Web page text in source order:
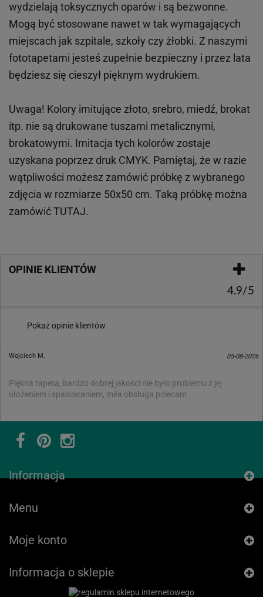
wydzielają toksycznych oparów i są bezwonne.
Mogą być stosowane nawet w tak wymagających
miejscach jak szpitale, szkoły czy żłobki. Z naszymi
fototapetami jesteś zupełnie bezpieczny i przez lata
będziesz się cieszył pięknym wydrukiem.
Uwaga! Kolory imitujące złoto, srebro, miedź, brokat
itp. nie są drukowane tuszami metalicznymi,
brokatowymi. Imitacja tych kolorów zostaje
uzyskana poprzez druk CMYK. Pamiętaj, że w razie
wątpliwości możesz zamówić próbkę z wybranego
zdjęcia w rozmiarze 50x50 cm. Taką próbkę można
zamówićTUTAJ.
OPINIE KLIENTÓW
4.9/5
Pokaż opinie klientów
Wojciech M. 05-08-2026
Piękna tapeta, bardzo dobrej jakości nie było problemu z jej
ułożeniem i spasowaniem, miła obsługa polecam
Informacja
Menu
Moje konto
Informacja o sklepie